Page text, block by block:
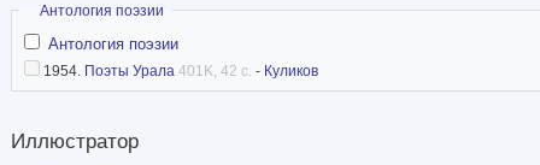
Скрыть
Антология поэзии
Антология поэзии
1954. Поэты Урала 401K, 42 с. - Куликов
Иллюстратор